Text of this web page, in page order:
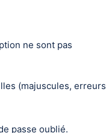
ne sont pas
(majuscules, erreurs
passe oublié.